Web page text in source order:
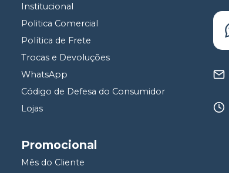
Institucional
Politica Comercial
Política de Frete
Trocas e Devoluções
WhatsApp
Código de Defesa do Consumidor
Lojas
Promocional
Mês do Cliente